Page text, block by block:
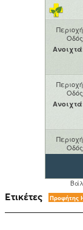
Ετικέτες Προφήτης